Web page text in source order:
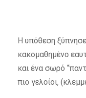
Η υπόθεση
κακομαθημένο
και ένα σωρό
πιο γελοίοι,